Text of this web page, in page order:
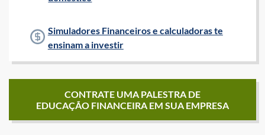
Simuladores Financeiros e calculadoras te
ensinam a investir
CONTRATE UMA PALESTRA DE
EDUCAÇÃO FINANCEIRA EM SUA EMPRESA